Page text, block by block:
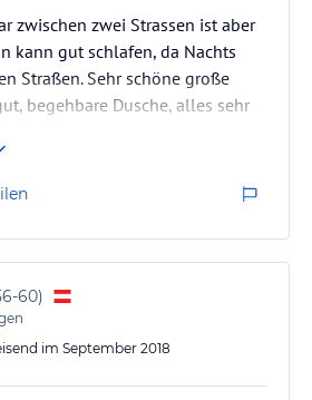
zwischen zwei Strassen ist aber
kann gut schlafen, da Nachts
Straßen. Sehr schöne große
begehbare Dusche, alles sehr
60)
im September 2018